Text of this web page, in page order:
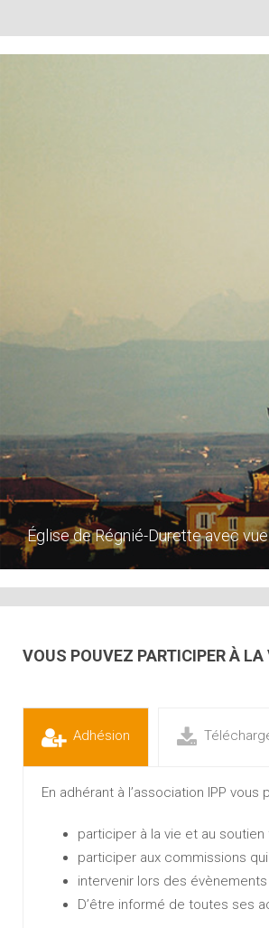
Église de Régnié-Durette avec
VOUS POUVEZ PARTICIPER À
Adhésion
En adhérant à l’association IPP vous
participer à la vie et au soutien
participer aux commissions
intervenir lors des évènements
D’être informé de toutes ses